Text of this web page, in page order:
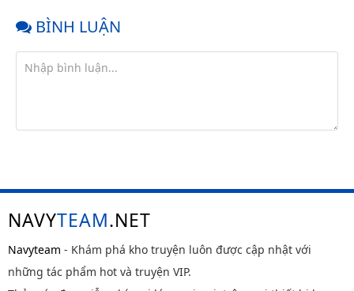
Chap 34
Chap 33
5 tháng
trước
Chap 29
Chap 28
6 tháng
BÌNH LUẬN
NAVYTEAM.NET
Navyteam - Khám phá kho truyện luôn được cập nhật với
những tác phẩm hot và truyện VIP.